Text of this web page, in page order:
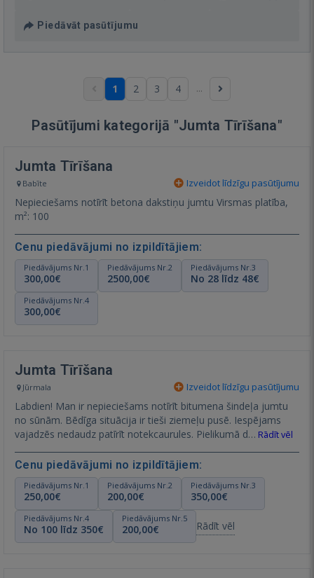
Piedāvāt pasūtījumu
1 2 3 4 ...
Pasūtījumi kategorijā "Jumta Tīrīšana"
Jumta Tīrīšana
Babīte Izveidot līdzīgu pasūtījumu
Nepieciešams notīrīt betona dakstiņu jumtu Virsmas platība,
m²: 100
Cenu piedāvājumi no izpildītājiem:
Piedāvājums Nr.1
300,00€
Piedāvājums Nr.2
2500,00€
Piedāvājums Nr.3
No 28 līdz 48€
Piedāvājums Nr.4
300,00€
Jumta Tīrīšana
Jūrmala Izveidot līdzīgu pasūtījumu
Labdien! Man ir nepieciešams notīrīt bitumena šindeļa jumtu
no sūnām. Bēdīga situācija ir tieši ziemeļu pusē. Iespējams
vajadzēs nedaudz patīrīt notekcaurules. Pielikumā d… Rādīt vēl
Cenu piedāvājumi no izpildītājiem:
Piedāvājums Nr.1
250,00€
Piedāvājums Nr.2
200,00€
Piedāvājums Nr.3
350,00€
Piedāvājums Nr.4
No 100 līdz 350€
Piedāvājums Nr.5
200,00€ Rādīt vēl